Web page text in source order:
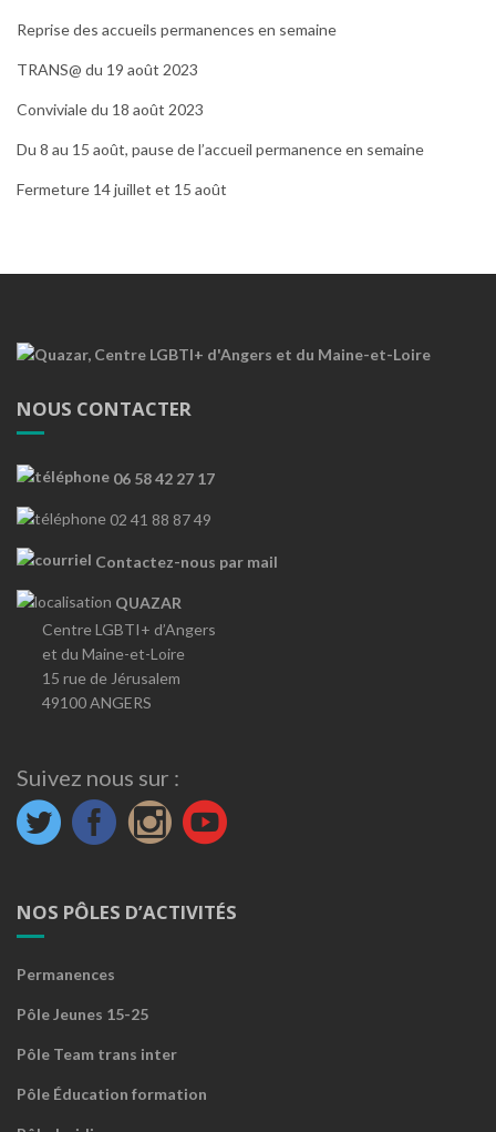
Reprise des accueils permanences en semaine
TRANS@ du 19 août 2023
Conviviale du 18 août 2023
Du 8 au 15 août, pause de l’accueil permanence en semaine
Fermeture 14 juillet et 15 août
NOUS CONTACTER
06 58 42 27 17
02 41 88 87 49
Contactez-nous par mail
QUAZAR
Centre LGBTI+ d’Angers
et du Maine-et-Loire
15 rue de Jérusalem
49100 ANGERS
Suivez nous sur :
NOS PÔLES D’ACTIVITÉS
Permanences
Pôle Jeunes 15-25
Pôle Team trans inter
Pôle Éducation formation